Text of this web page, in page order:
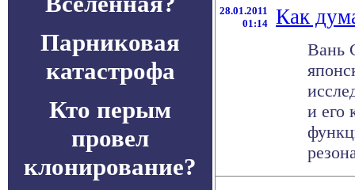
Парниковая
катастрофа
Кто перым
провел
клонирование?
28.01.2011
01:14
Как
Вань
и его